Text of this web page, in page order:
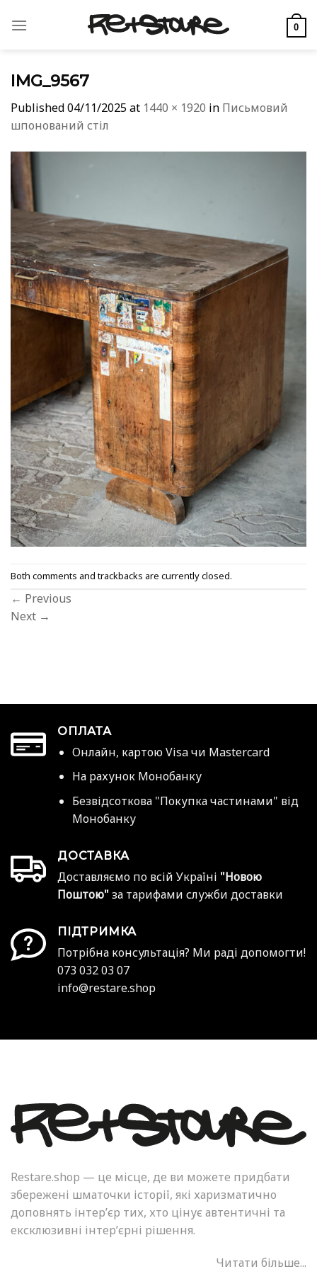
0
IMG_9567
Published04/11/2025at 1440 × 1920 in Письмовий
шпонований стіл
Both comments and trackbacks are currently closed.
← Previous
Next →
ОПЛАТА
Онлайн, картою Visa чи Mastercard
На рахунок Монобанку
Безвідсоткова "Покупка частинами" від
Монобанку
ДОСТАВКА
Доставляємо по всій Україні "Новою
Поштою" за тарифами служби доставки
ПІДТРИМКА
Потрібна консультація? Ми раді допомогти!
073 032 03 07
info@restare.shop
Restare.shop — це місце, де ви можете придбати
збережені шматочки історії, які харизматично
доповнять інтер’єр тих, хто цінує автентичні та
ексклюзивні інтер’єрні рішення.
Читати більше...